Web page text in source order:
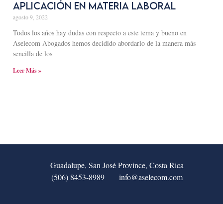
APLICACIÓN EN MATERIA LABORAL
agosto 9, 2022
Todos los años hay dudas con respecto a este tema y bueno en
Aselecom Abogados hemos decidido abordarlo de la manera más
sencilla de los
Leer Más »
Guadalupe, San José Province, Costa Rica
(506) 8453-8989
info@aselecom.com